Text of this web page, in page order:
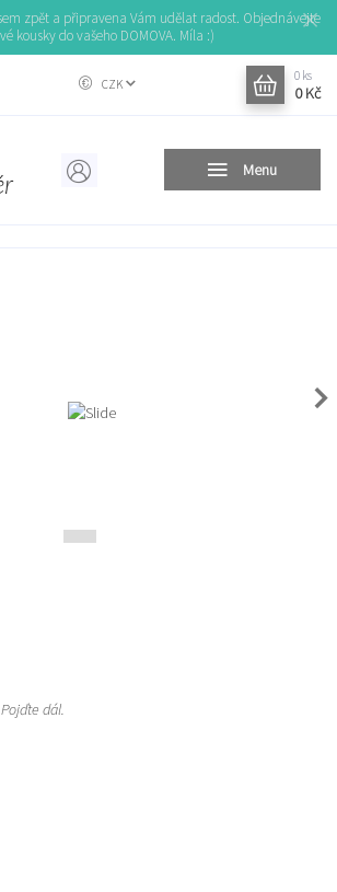
zpět a připravena Vám udělat radost. Objednávejte
kousky do vašeho DOMOVA. Míla :)
Menu
CZK
0 ks
0 Kč
dál.